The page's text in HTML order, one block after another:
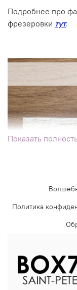
Подробнее про
фрезеровки тут.
Показать
Политика